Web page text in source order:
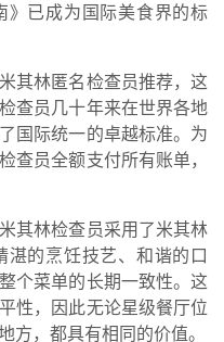
》已成为国际美食界的标
其林匿名检查员推荐，这
查员几十年来在世界各地
国际统一的卓越标准。为
查员全额支付所有账单，
其林检查员采用了米其林
的烹饪技艺、和谐的口
个菜单的长期一致性。这
性，因此无论星级餐厅位
方，都具有相同的价值。